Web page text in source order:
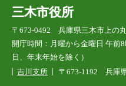
三木市役所
〒673-0492 兵庫県三木市上の
開庁時間：月曜から金曜日 午前
日、年末年始を除く）
吉川支所
〒673-1192 兵庫